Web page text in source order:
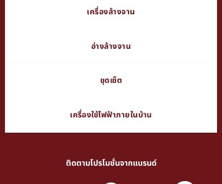
เครื่องล้างจาน
อ่างล้างจาน
ชุดเซ็ต
เครื่องใช้ไฟฟ้าภายในบ้าน
ติดตามโปรโมชั่นจากแบรนด์